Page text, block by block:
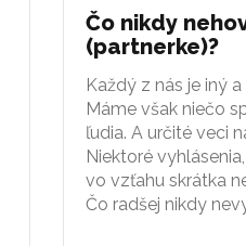
Čo nikdy
(partnerke)?
Každý z nás je iný
Máme však niečo
ľudia. A určité veci
Niektoré
vo vzťahu skrátka
Čo radšej nikdy